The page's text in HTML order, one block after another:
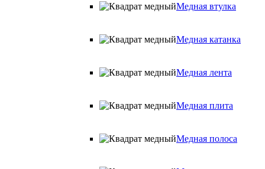
Медная втулка
Медная катанка
Медная лента
Медная плита
Медная полоса